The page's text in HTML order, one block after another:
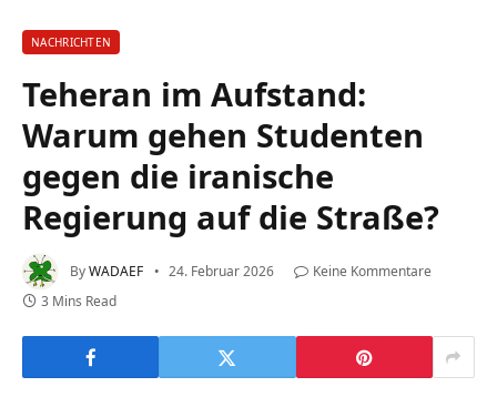
NACHRICHTEN
Teheran im Aufstand:
Warum gehen Studenten
gegen die iranische
Regierung auf die Straße?
ByWADAEF 24. Februar 2026
Keine Kommentare
3 Mins Read